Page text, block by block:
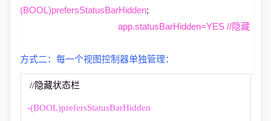
(BOOL)prefersStatusBarHidden;
app.statusBarHidden=YES //隐藏
方式二：每一个视图控制器单独管理：
//隐藏状态栏
-(BOOL)prefersStatusBarHidden